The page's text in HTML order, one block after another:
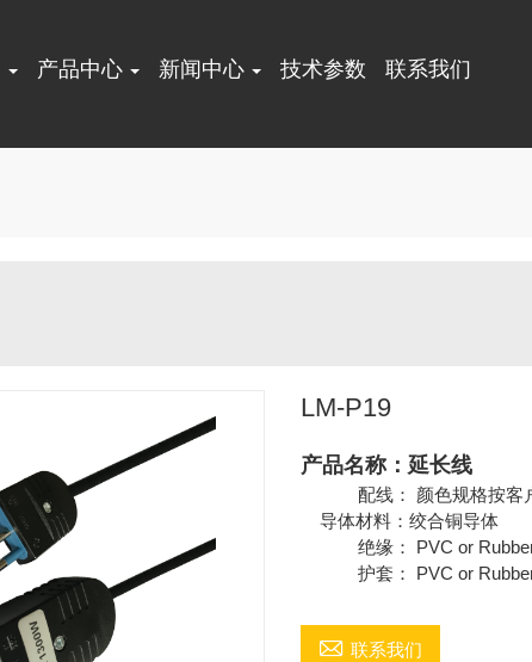
产品中心 新闻中心 技术参数 联系我们
LM-P19
产品名称：延长线
配线： 颜色规格按客户
导体材料：绞合铜导体
绝缘： PVC or
护套： PVC or
 联系我们